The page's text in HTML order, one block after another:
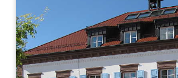
magasins de ferme. Ils vous invitent
tester les produits qu'ils proposent